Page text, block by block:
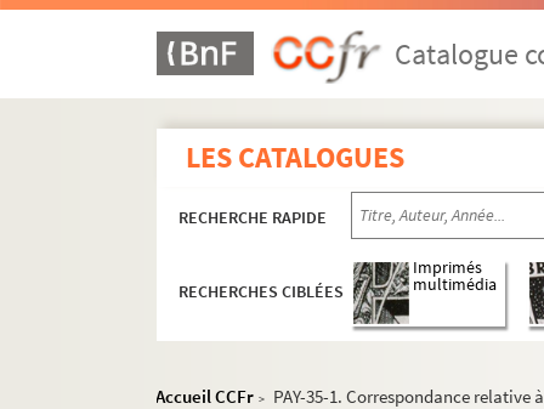
Catalogue
LES CATALOGUES
RECHERCHE RAPIDE
RECHERCHES CIBLÉES
Imprimés
multimédia
Accueil CCFr > PAY-35-1. Correspondance relative